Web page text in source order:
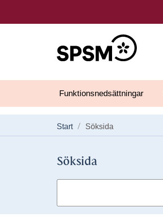
Funktionsnedsättningar
Start Söksida
Söksida